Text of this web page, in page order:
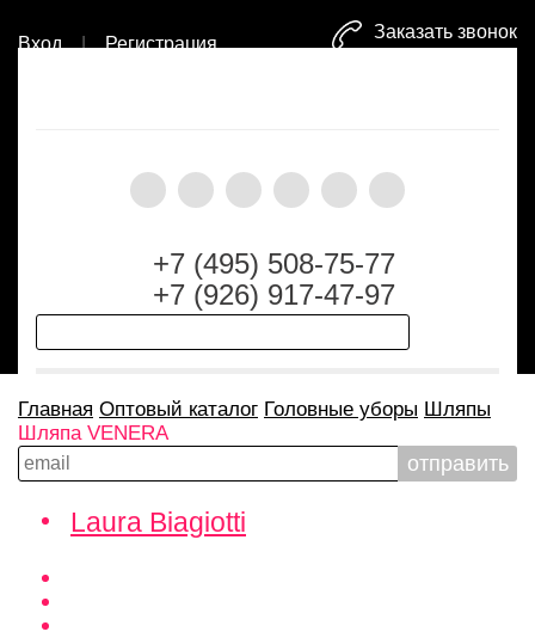
Вход | Регистрация
Заказать звонок
+7 (495) 508-75-77
+7 (926) 917-47-97
Главная Оптовый каталог Головные уборы Шляпы
Шляпа VENERA
Laura Biagiotti